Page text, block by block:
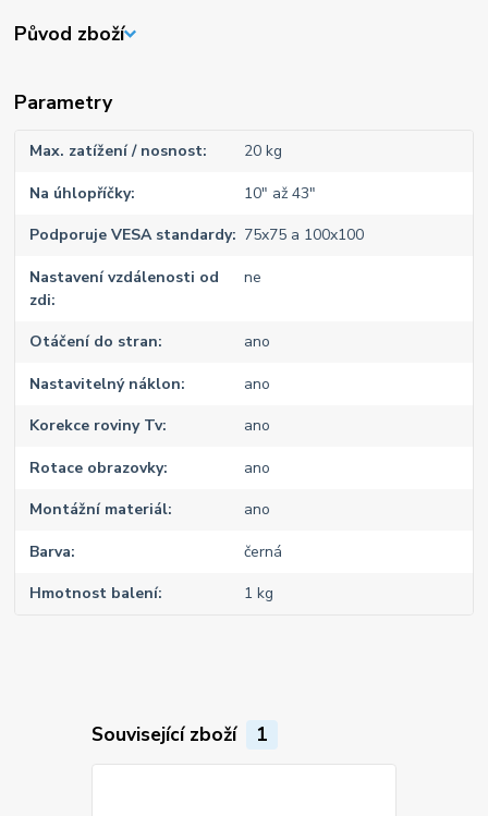
Původ zboží
Parametry
Max. zatížení / nosnost 20 kg
Na úhlopříčky 10" až 43"
Podporuje VESA standardy 75x75 a 100x100
Nastavení vzdálenosti od
zdi
ne
Otáčení do stran ano
Nastavitelný náklon ano
Korekce roviny Tv ano
Rotace obrazovky ano
Montážní materiál ano
Barva černá
Hmotnost balení 1 kg
Související zboží 1